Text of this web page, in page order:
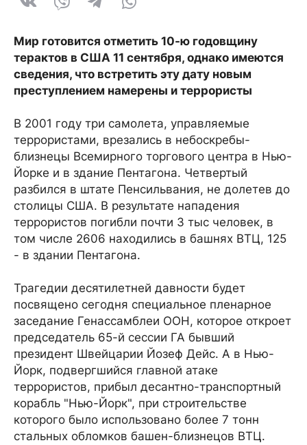
Мир готовится отметить 10-ю годовщину
терактов в США 11 сентября, однако имеются
сведения, что встретить эту дату новым
преступлением намерены и террористы
В 2001 году три самолета, управляемые
террористами, врезались в небоскребы-
близнецы Всемирного торгового центра в Нью-
Йорке и в здание Пентагона. Четвертый
разбился в штате Пенсильвания, не долетев до
столицы США. В результате нападения
террористов погибли почти 3 тыс человек, в
том числе 2606 находились в башнях ВТЦ, 125
- в здании Пентагона.
Трагедии десятилетней давности будет
посвящено сегодня специальное пленарное
заседание Генассамблеи ООН, которое откроет
председатель 65-й сессии ГА бывший
президент Швейцарии Йозеф Дейс. А в Нью-
Йорк, подвергшийся главной атаке
террористов, прибыл десантно-транспортный
корабль "Нью-Йорк", при строительстве
которого было использовано более 7 тонн
стальных обломков башен-близнецов ВТЦ.